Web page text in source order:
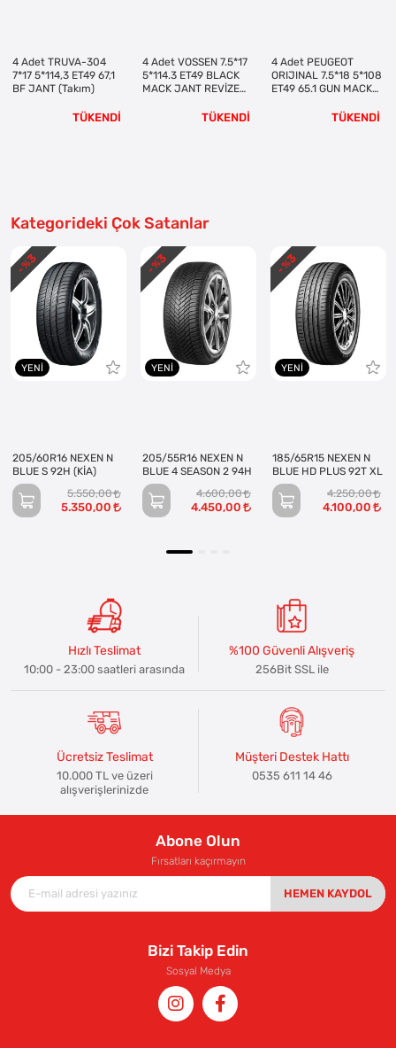
4 Adet TRUVA-304
7*17 5*114,3 ET49 67,1
BF JANT (Takım)
TÜKENDİ
4 Adet VOSSEN 7.5*17
5*114.3 ET49 BLACK
MACK JANT REVİZE
TÜKENDİ
4 Adet PEUGEOT
ORIJINAL 7.5*18 5*108
ET49 65.1 GUN MACK
TÜKENDİ
Kategorideki Çok Satanlar
YENI
205/60R16 NEXEN N
BLUE S 92H (KİA)
5.550,00
5.350,00
- %
3
YENI
205/55R16 NEXEN N
BLUE 4 SEASON 2 94H
4.600,00
4.450,00
- %
3
YENI
185/65R15 NEXEN N
BLUE HD PLUS 92T XL
4.250,00
4.100,00
- %
3
Hızlı Teslimat
10:00 - 23:00 saatleri arasında
%100 Güvenli Alışveriş
256Bit SSL ile
Ücretsiz Teslimat
10.000 TL ve üzeri
alışverişlerinizde
Müşteri Destek Hattı
0535 611 14 46
Abone Olun
Fırsatları kaçırmayın
HEMEN KAYDOL
Bizi Takip Edin
Sosyal Medya